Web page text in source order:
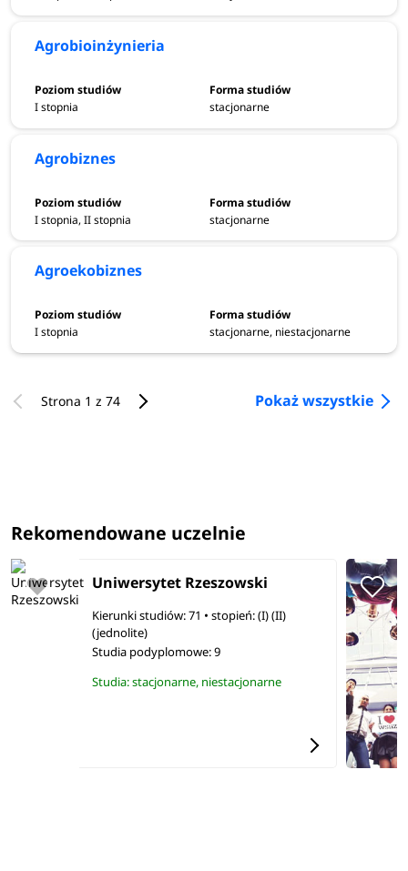
Agrobioinżynieria
I stopnia stacjonarne
Agrobiznes
I stopnia, II stopnia stacjonarne
Agroekobiznes
I stopnia stacjonarne, niestacjonarne
Strona 1 z 74 Pokaż wszystkie
Rekomendowane uczelnie
Uniwersytet Rzeszowski
Kierunki studiów: 71 • stopień: (I) (II)
(jednolite)
Studia podyplomowe:9
Studia: stacjonarne, niestacjonarne